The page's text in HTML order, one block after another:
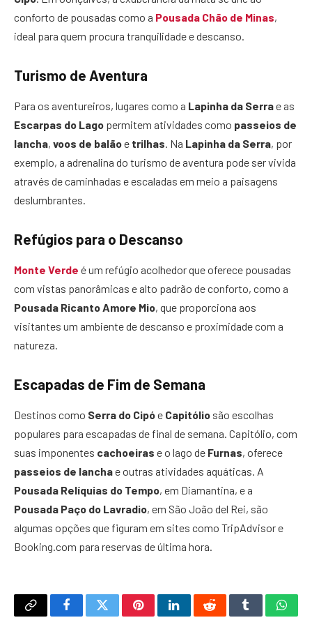
conforto de pousadas como a Pousada Chão de Minas,
ideal para quem procura tranquilidade e descanso.
Turismo de Aventura
Para os aventureiros, lugares como a Lapinha da Serrae as
Escarpas do Lago permitem atividades como passeios de
lancha, voos de balãoe trilhas. Na Lapinha da Serra, por
exemplo, a adrenalina do turismo de aventura pode ser vivida
através de caminhadas e escaladas em meio a paisagens
deslumbrantes.
Refúgios para o Descanso
Monte Verde é um refúgio acolhedor que oferece pousadas
com vistas panorâmicas e alto padrão de conforto, como a
Pousada Ricanto Amore Mio, que proporciona aos
visitantes um ambiente de descanso e proximidade com a
natureza.
Escapadas de Fim de Semana
Destinos como Serra do Cipóe Capitólio são escolhas
populares para escapadas de final de semana. Capitólio, com
suas imponentes cachoeiras e o lago de Furnas, oferece
passeios de lanchae outras atividades aquáticas. A
Pousada Relíquias do Tempo, em Diamantina, e a
Pousada Paço do Lavradio, em São João del Rei, são
algumas opções que figuram em sites como TripAdvisor e
Booking.com para reservas de última hora.
Copy
FacebookTwitterPinterestLinkedInRedditTumblr